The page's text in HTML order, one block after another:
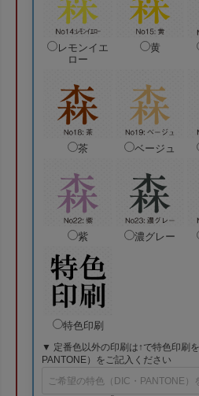
レモンイエ
ロー
黄
茶 ベージュ
紫 濃グレー
特色印刷
▼ 定番色以外の印刷は↑で特色印刷
PANTONE）をご記入ください